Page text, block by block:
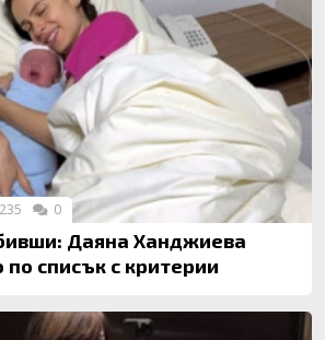
Даяна Ханджиева
по списък с критерии
0